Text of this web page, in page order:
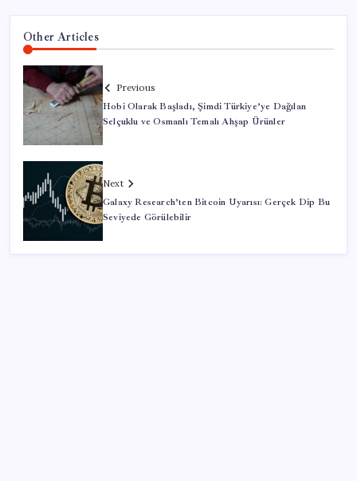
Other Articles
Previous
Hobi Olarak Başladı, Şimdi Türkiye’ye Dağılan
Selçuklu ve Osmanlı Temalı Ahşap Ürünler
Next
Galaxy Research’ten Bitcoin Uyarısı: Gerçek Dip Bu
Seviyede Görülebilir